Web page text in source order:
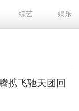
综艺 娱乐
携飞驰天团回